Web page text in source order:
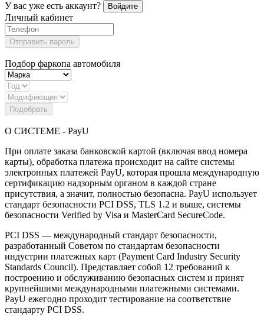
У вас уже есть аккаунт? Войдите
Личный кабинет
Отправить пароль
Подбор фаркопа автомобиля
Подобрать
О СИСТЕМЕ - PayU
При оплате заказа банковской картой (включая ввод номера
карты), обработка платежа происходит на сайте системы
электронных платежей PayU, которая прошла международную
сертификацию надзорным органом в каждой стране
присутствия, а значит, полностью безопасна. PayU использует
стандарт безопасности PCI DSS, TLS 1.2 и выше, системы
безопасности Verified by Visa и MasterCard SecureCode.
PCI DSS — международный стандарт безопасности,
разработанный Советом по стандартам безопасности
индустрии платежных карт (Payment Card Industry Security
Standards Council). Представляет собой 12 требований к
построению и обслуживанию безопасных систем и принят
крупнейшими международными платежными системами.
PayU ежегодно проходит тестирование на соответствие
стандарту PCI DSS.